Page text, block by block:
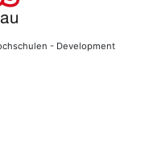
- Development